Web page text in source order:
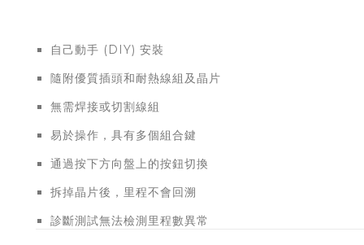
自己動手 (DIY) 安裝
隨附優質插頭和耐熱線組及晶片
無需焊接或切割線組
易於操作，具有多個組合鍵
通過按下方向盤上的按鈕切換
拆掉晶片後，里程不會回溯
診斷測試無法檢測里程數異常